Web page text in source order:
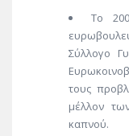
Το
Σύλλογο
τους
μέλλον
καπνού.